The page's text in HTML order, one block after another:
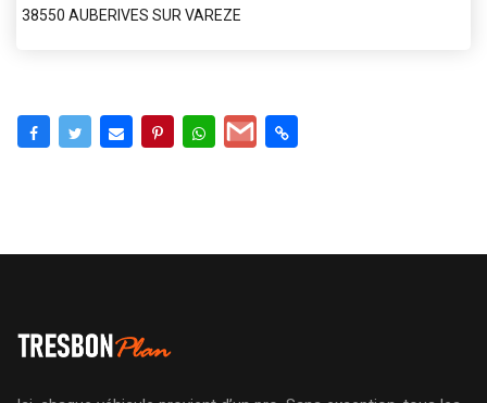
38550 AUBERIVES SUR VAREZE